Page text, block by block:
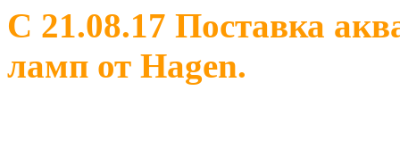
С 21.08.17 Поставка
ламп от Hagen.